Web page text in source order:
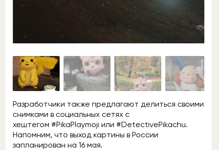
Разработчики также предлагают делиться своими
снимками в социальных сетях с
хештегом #PikaPlaymoji или #DetectivePikachu.
Напомним, что выход картины в России
запланирован на 16 мая.